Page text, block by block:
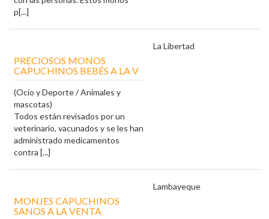
p[...]
PRECIOSOS MONOS
CAPUCHINOS BEBÉS A LA V
(Ocio y Deporte / Animales y
mascotas)
Todos están revisados ​​por un
veterinario, vacunados y se les han
administrado medicamentos
contra [...]
La Libertad
MONJES CAPUCHINOS
SANOS A LA VENTA
Lambayeque